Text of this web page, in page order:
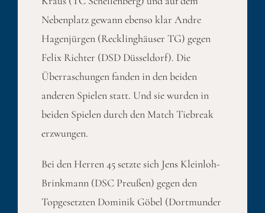
Nebenplatz gewann ebenso klar Andre
Hagenjürgen (Recklinghäuser TG) gegen
Felix Richter (DSD Düsseldorf). Die
Überraschungen fanden in den beiden
anderen Spielen statt. Und sie wurden in
beiden Spielen durch den Match Tiebreak
erzwungen.
Bei den Herren 45 setzte sich Jens Kleinloh-
Brinkmann (DSC Preußen) gegen den
Topgesetzten Dominik Göbel (Dortmunder